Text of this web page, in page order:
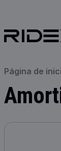
Página de